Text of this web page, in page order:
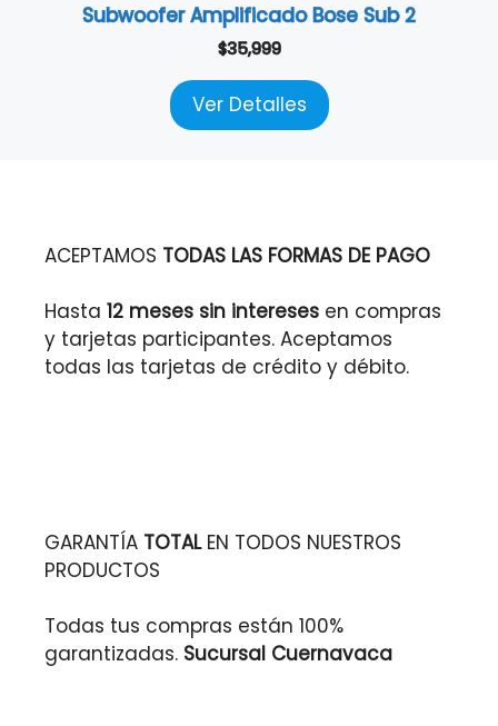
Subwoofer Amplificado Bose Sub 2
$35,999
Ver Detalles
ACEPTAMOS TODAS LAS FORMAS DE PAGO
Hasta 12 meses sin intereses en compras
y tarjetas participantes. Aceptamos
todas las tarjetas de crédito y débito.
GARANTÍA TOTALEN TODOS NUESTROS
PRODUCTOS
Todas tus compras están 100%
garantizadas. Sucursal Cuernavaca